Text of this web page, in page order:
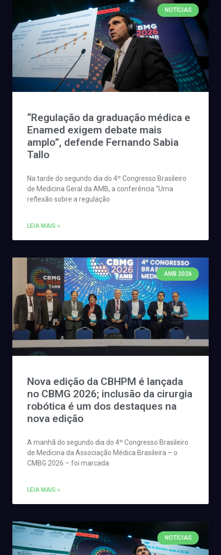
NOTÍCIAS
“Regulação da graduação médica e
Enamed exigem debate mais
amplo”, defende Fernando Sabia
Tallo
Na tarde do segundo dia do 4º Congresso Brasileiro
de Medicina Geral da AMB, a conferência “Uma
reflexão sobre a regulação
LEIA MAIS »
AMB 2026
Nova edição da CBHPM é lançada
no CBMG 2026; inclusão da cirurgia
robótica é um dos destaques na
nova edição
A manhã do segundo dia do 4º Congresso Brasileiro
de Medicina da Associação Médica Brasileira – o
CMBG 2026 – foi marcada
LEIA MAIS »
NOTÍCIAS